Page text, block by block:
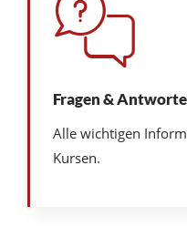
Fragen &
Alle wichtigen
Kursen.